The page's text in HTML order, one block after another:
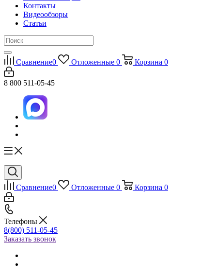
Контакты
Видеообзоры
Статьи
Сравнение0 Отложенные 0 Корзина 0
8 800 511-05-45
Сравнение0 Отложенные 0 Корзина 0
Телефоны
8(800) 511-05-45
Заказать звонок